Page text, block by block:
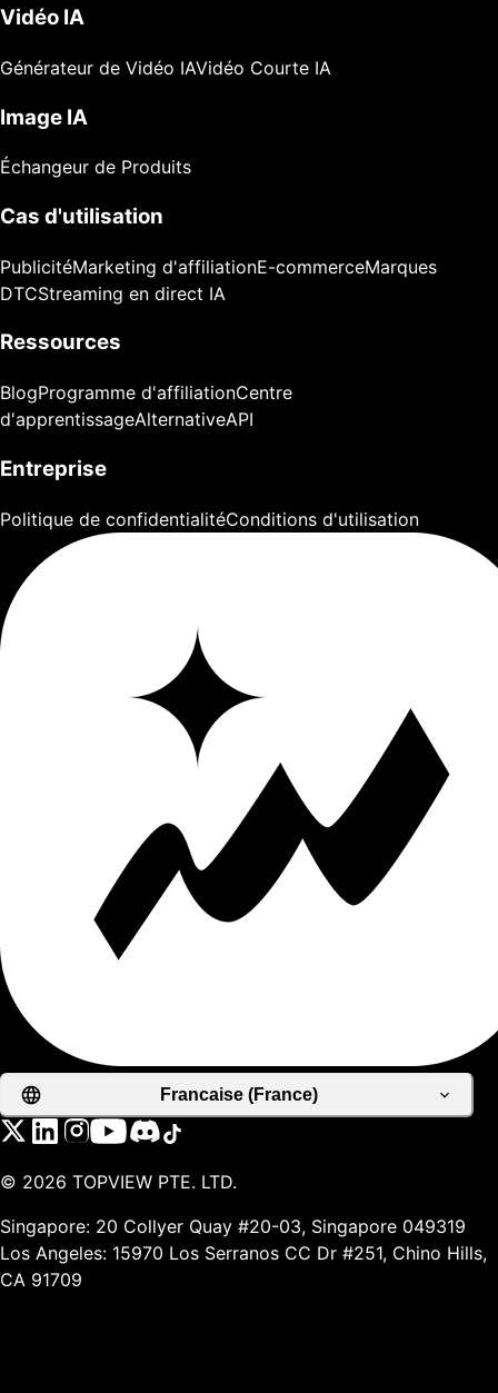
Vidéo IA
Générateur de Vidéo IAVidéo Courte IA
Image IA
Échangeur de Produits
Cas d'utilisation
PublicitéMarketing d'affiliationE-commerceMarques
DTCStreaming en direct IA
Ressources
BlogProgramme d'affiliationCentre
d'apprentissageAlternativeAPI
Entreprise
Politique de confidentialitéConditions d'utilisation
Francaise (France)
© 2026 TOPVIEW PTE. LTD.
Singapore: 20 Collyer Quay #20-03, Singapore 049319
Los Angeles: 15970 Los Serranos CC Dr #251, Chino Hills,
CA 91709